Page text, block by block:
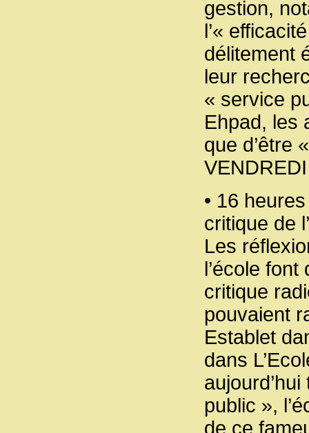
gestion,
l’«
délitement
leur
« service
Ehpad, les
que d’être
• 16
critique de
Les
l’école
critique
pouvaient
Establet
dans
public »,
de ce